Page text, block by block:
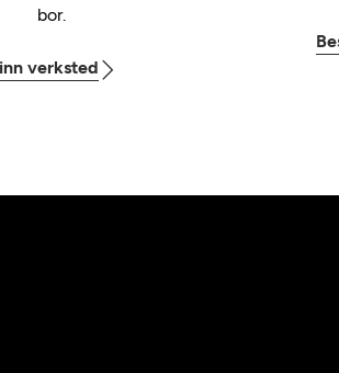
bor.
verksted